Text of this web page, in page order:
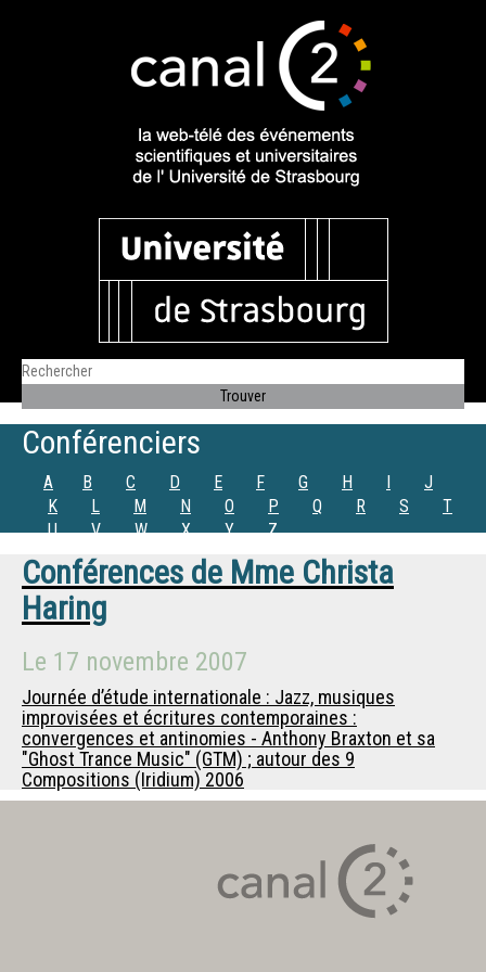
Conférenciers
A B C D E F G H I
J
K
L M N O P Q R S
T
U
V W X Y Z
Conférences de Mme Christa
Haring
Le 17 novembre 2007
Journée d’étude internationale : Jazz, musiques
improvisées et écritures contemporaines :
convergences et antinomies - Anthony Braxton et sa
"Ghost Trance Music" (GTM) ; autour des 9
Compositions (Iridium) 2006